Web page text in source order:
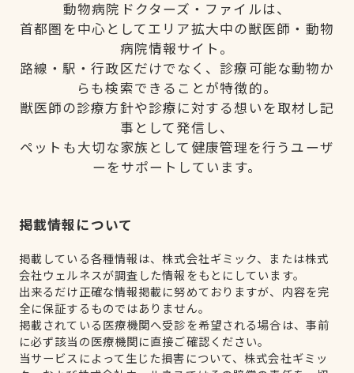
動物病院ドクターズ・ファイルは、
首都圏を中心としてエリア拡大中の獣医師・動物
病院情報サイト。
路線・駅・行政区だけでなく、診療可能な動物か
らも検索できることが特徴的。
獣医師の診療方針や診療に対する想いを取材し記
事として発信し、
ペットも大切な家族として健康管理を行うユーザ
ーをサポートしています。
掲載情報について
掲載している各種情報は、株式会社ギミック、または株式
会社ウェルネスが調査した情報をもとにしています。
出来るだけ正確な情報掲載に努めておりますが、内容を完
全に保証するものではありません。
掲載されている医療機関へ受診を希望される場合は、事前
に必ず該当の医療機関に直接ご確認ください。
当サービスによって生じた損害について、株式会社ギミッ